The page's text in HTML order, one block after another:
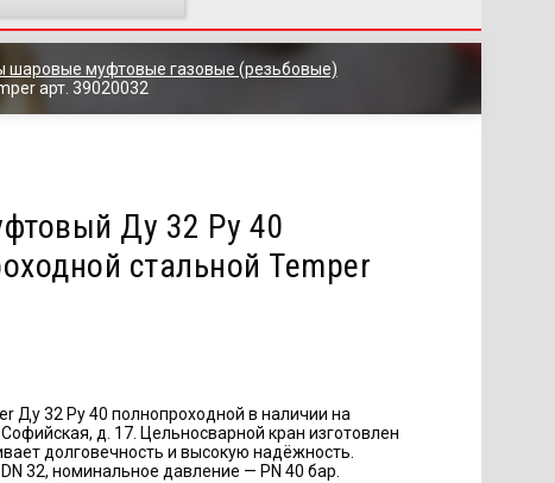
шаровые муфтовые газовые (резьбовые)
арт. 39020032
Ду 32 Ру 40
стальной Temper
Ду 32 Ру 40 полнопроходной в наличии на
д. 17. Цельносварной кран изготовлен
долговечность и высокую надёжность.
32, номинальное давление — PN 40 бар.